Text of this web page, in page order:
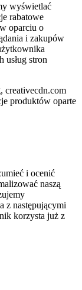
wyświetlać
rabatowe
oparciu o
i zakupów
usług stron
creativecdn.com
produktów oparte
i ocenić
naszą
z następującymi
korzysta już z